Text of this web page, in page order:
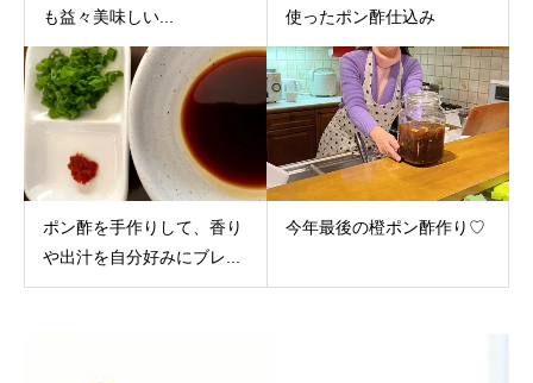
も益々美味しい...
使ったポン酢仕込み
ポン酢を手作りして、香り
や出汁を自分好みにブレ...
今年最後の橙ポン酢作り♡